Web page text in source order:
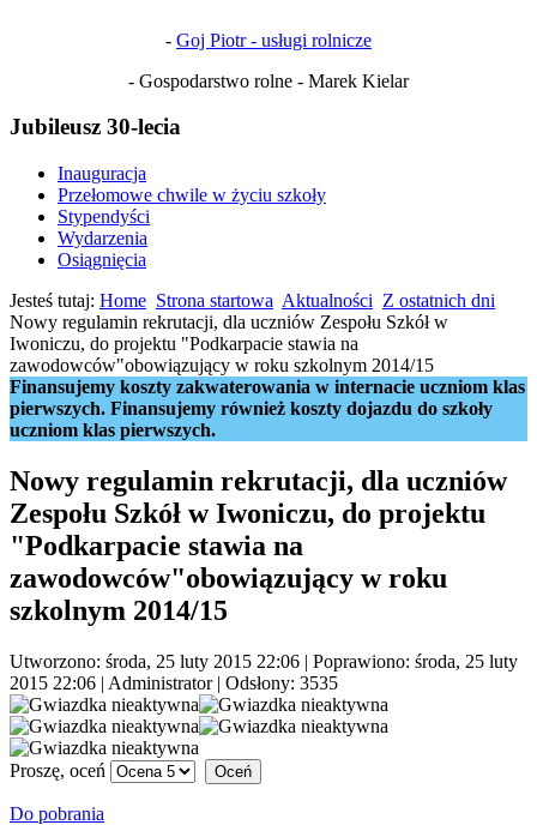
- Goj Piotr - usługi rolnicze
- Gospodarstwo rolne - Marek Kielar
Jubileusz 30-lecia
Inauguracja
Przełomowe chwile w życiu szkoły
Stypendyści
Wydarzenia
Osiągnięcia
Jesteś tutaj: Home Strona startowa Aktualności Z ostatnich dni
Nowy regulamin rekrutacji, dla uczniów Zespołu Szkół w
Iwoniczu, do projektu "Podkarpacie stawia na
zawodowców"obowiązujący w roku szkolnym 2014/15
Finansujemy koszty zakwaterowania w internacie uczniom klas
pierwszych. Finansujemy również koszty dojazdu do szkoły
uczniom klas pierwszych.
Nowy regulamin rekrutacji, dla uczniów
Zespołu Szkół w Iwoniczu, do projektu
"Podkarpacie stawia na
zawodowców"obowiązujący w roku
szkolnym 2014/15
Utworzono: środa, 25 luty 2015 22:06 | Poprawiono: środa, 25 luty
2015 22:06 | Administrator| Odsłony: 3535
Proszę, oceń
Do pobrania